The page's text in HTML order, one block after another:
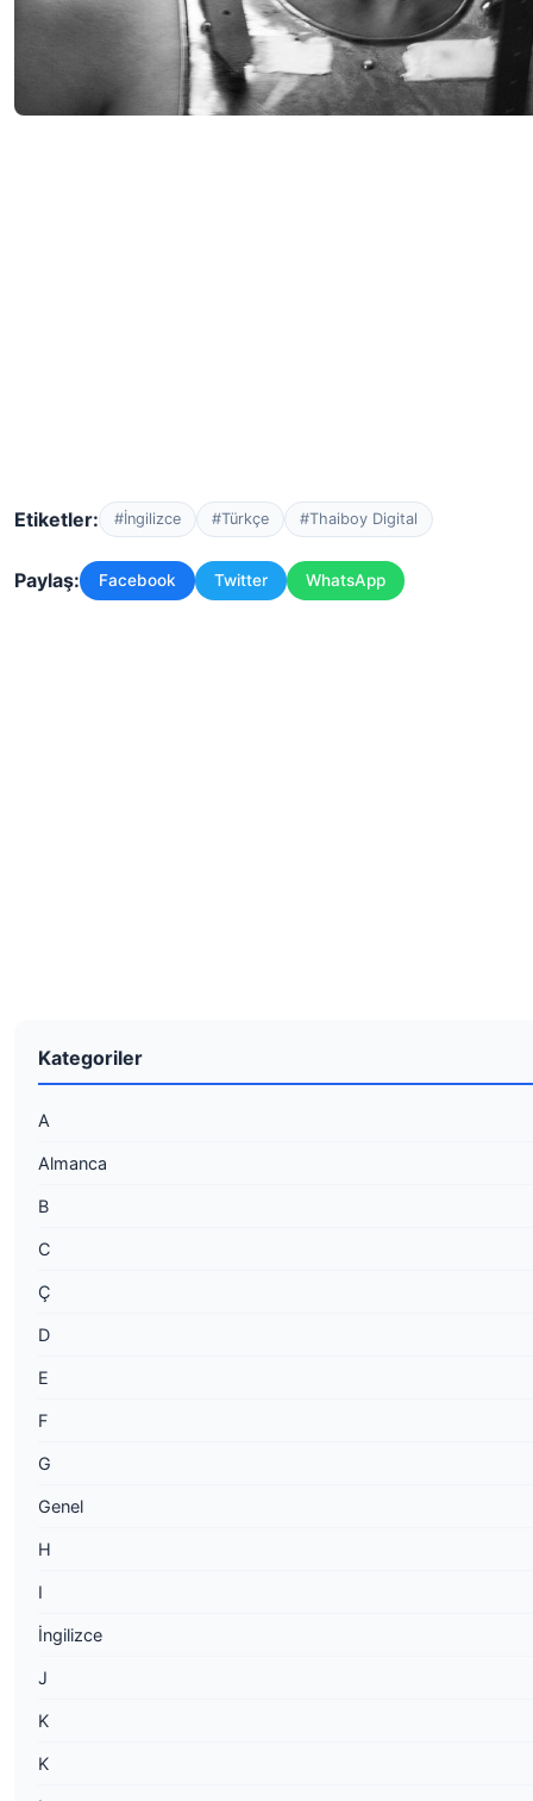
Etiketler: #İngilizce #Türkçe #Thaiboy Digital
Paylaş: Facebook Twitter WhatsApp
Kategoriler
A
Almanca
B
C
Ç
D
E
F
G
Genel
H
I
İngilizce
J
K
K